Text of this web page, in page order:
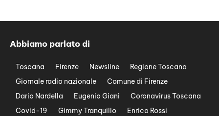
Abbiamo parlato di
Toscana Firenze Newsline
Regione Toscana
Giornale radio nazionale
Comune di Firenze
Dario Nardella
Eugenio Giani
Coronavirus Toscana
Covid-19
Gimmy Tranquillo
Enrico Rossi